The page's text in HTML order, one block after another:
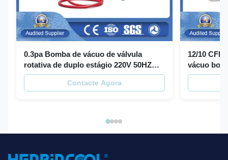
0.3pa Bomba de vácuo de válvula
rotativa de duplo estágio 220V 50HZ
Bomba de vácuo de dois estágios
Contacte Agora
12/10
vácuo